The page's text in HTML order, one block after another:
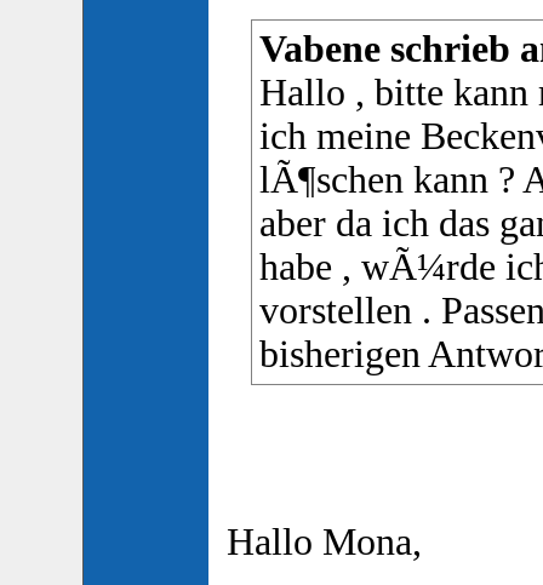
Vabene schrieb
Hallo , bitte kann
ich meine
lÃ¶schen kann ?
aber da ich das
habe , wÃ¼rde
vorstellen .
bisherigen
Hallo Mona,